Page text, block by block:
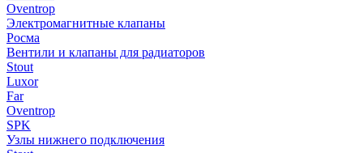
Oventrop
Электромагнитные клапаны
Росма
Вентили и клапаны для радиаторов
Stout
Luxor
Far
Oventrop
SPK
Узлы нижнего подключения